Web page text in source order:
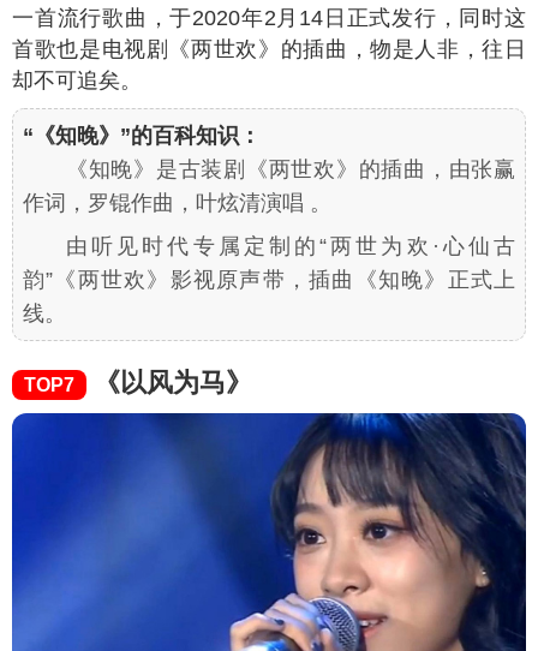
一首流行歌曲，于2020年2月14日正式发行，同时这
首歌也是电视剧《两世欢》的插曲，物是人非，往日
却不可追矣。
“《知晚》”的百科知识：
《知晚》是古装剧《两世欢》的插曲，由张赢
作词，罗锟作曲，叶炫清演唱 。
由听见时代专属定制的“两世为欢·心仙古
韵”《两世欢》影视原声带，插曲《知晚》正式上
线。
TOP7 《以风为马》